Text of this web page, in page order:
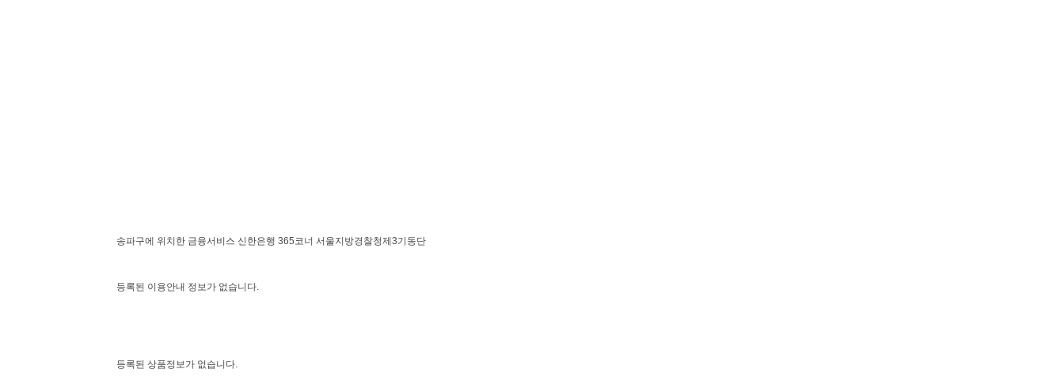
송파구에 위치한 금융서비스 신한은행 365코너 서울지방경찰청제3기동단
등록된 이용안내 정보가 없습니다.
등록된 상품정보가 없습니다.